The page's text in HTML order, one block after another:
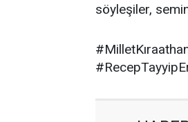
söyleşiler,